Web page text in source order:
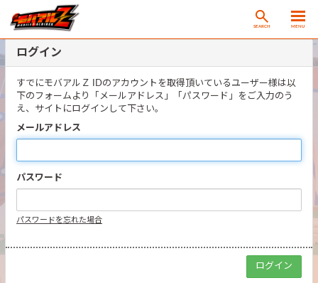
SEARCH MENU
ログイン
すでにモバアルＺ IDのアカウントを取得頂いているユーザー様は以
下のフォームより「メールアドレス」「パスワード」をご入力のう
え、サイトにログインして下さい。
メールアドレス
パスワード
パスワードを忘れた場合